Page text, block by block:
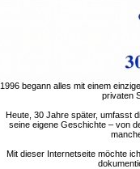
1996 begann alles mit einem
privaten
Heute, 30 Jahre später, umfasst
seine eigene Geschichte – von
Mit dieser Internetseite möchte